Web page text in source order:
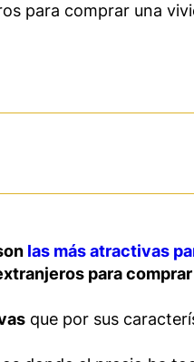
para comprar una
las más atractivas
para
que por sus